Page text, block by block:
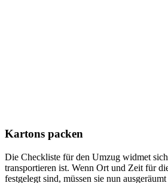
Kartons packen
Die Checkliste für den Umzug widmet
transportieren ist. Wenn Ort und Zeit für
festgelegt sind, müssen sie nun